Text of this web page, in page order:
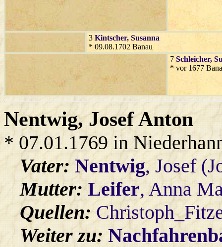
3 Kintscher, Susanna
* 09.08.1702 Banau
7 Schleicher,
* vor 1677
Nentwig, Josef Anton
* 07.01.1769 in
Vater:Nentwig, Josef
Mutter:Leifer, Anna
Quellen:
Weiter zu: